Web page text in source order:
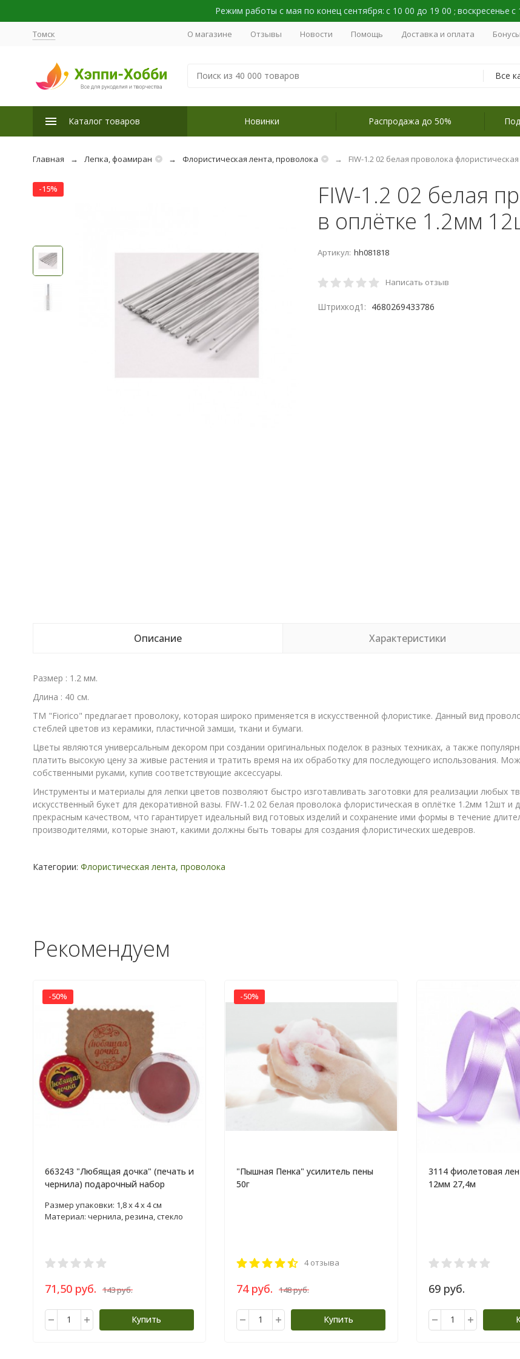
Режим работы с мая по конец сентября: с 10 00 до 19 00 ; воскресенье с
Томск О магазине Отзывы Новости Помощь Доставка и оплата
Все
Каталог товаров Новинки Распродажа до 50%
Главная Лепка, фоамиран Флористическая лента, проволока FIW-1.2 02 белая проволока
-15%
FIW-1.2 02 белая
в оплётке 1.2мм
Артикул: hh081818
Написать отзыв
Штрихкод1: 4680269433786
Описание Характеристики
Размер : 1.2 мм.
Длина : 40 см.
ТМ "Fiorico" предлагает проволоку, которая широко применяется в искусственной флористике. Данный вид
стеблей цветов из керамики, пластичной замши, ткани и бумаги.
Цветы являются универсальным декором при создании оригинальных поделок в разных техниках, а также
платить высокую цену за живые растения и тратить время на их обработку для последующего использования.
собственными руками, купив соответствующие аксессуары.
Инструменты и материалы для лепки цветов позволяют быстро изготавливать заготовки для реализации любых
искусственный букет для декоративной вазы. FIW-1.2 02 белая проволока флористическая в оплётке 1.2мм 12шт
прекрасным качеством, что гарантирует идеальный вид готовых изделий и сохранение ими формы в течение
производителями, которые знают, какими должны быть товары для создания флористических шедевров.
Категории: Флористическая лента, проволока
Рекомендуем
-50%
663243 "Любящая дочка" (печать и
чернила) подарочный набор
Размер упаковки: 1,8 х 4 х 4 см
Материал: чернила, резина, стекло
71,50 руб. 143 руб.
Купить
-50%
"Пышная Пенка" усилитель пены
50г
4 отзыва
74 руб. 148 руб.
Купить
3114 фиолетовая
12мм 27,4м
69 руб.